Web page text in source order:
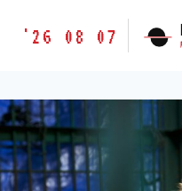
胶
味
道
LETSFILM
'26 08 07